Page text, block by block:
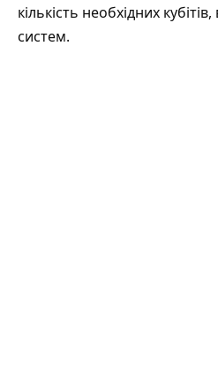
кількість необхідних
систем.